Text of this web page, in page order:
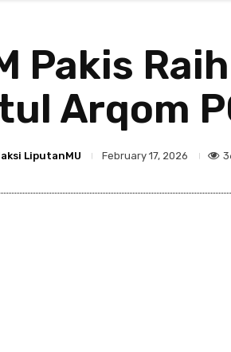
Pakis
Arqom
LiputanMU February 17, 2026